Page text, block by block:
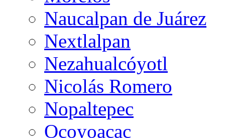
Naucalpan de Juárez
Nextlalpan
Nezahualcóyotl
Nicolás Romero
Nopaltepec
Ocoyoacac